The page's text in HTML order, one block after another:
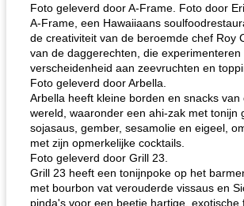
Foto geleverd door A-Frame. Foto door
A-Frame, een Hawaiiaans
de creativiteit van de beroemde chef Roy
van de daggerechten, die experimenteren
verscheidenheid aan zeevruchten en
Foto geleverd door Arbella.
Arbella heeft kleine borden en snacks van
wereld, waaronder een ahi-zak met tonijn
sojasaus, gember, sesamolie en eigeel,
met zijn opmerkelijke cocktails.
Foto geleverd door Grill 23.
Grill 23 heeft een tonijnpoke op het
met bourbon vat verouderde vissaus en
pinda's voor een beetje hartige, exotische